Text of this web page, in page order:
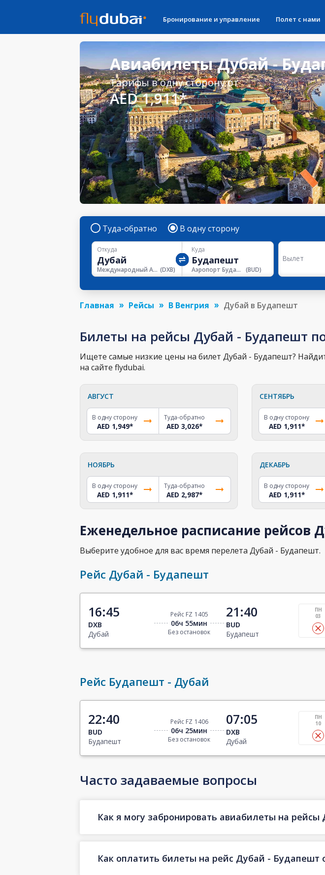
Бронирование и управление Полет с нами
Авиабилеты Дубай -
Тарифы в одну сторону от
AED 1,911*
Туда-обратно В одну сторону
Откуда
Международный Аэропорт Дубая (DXB)
Куда
Аэропорт Будапешта (BUD)
Вылет
Главная Рейсы В Венгрия Дубай в Будапешт
Билеты на рейсы Дубай - Будапешт
Ищете самые низкие цены на билет Дубай - Будапешт?
на сайте flydubai.
АВГУСТ
В одну сторону
AED 1,949*
Туда-обратно
AED 3,026*
СЕНТЯБРЬ
В одну сторону
AED 1,911*
НОЯБРЬ
В одну сторону
AED 1,911*
Туда-обратно
AED 2,987*
ДЕКАБРЬ
В одну сторону
AED 1,911*
Еженедельное расписание рейсов
Выберите удобное для вас время перелета Дубай - Будапешт.
Рейс Дубай - Будапешт
16:45
DXB
Дубай
Рейс FZ 1405
06ч 55мин
Без остановок
21:40
BUD
Будапешт
ПН
03
Рейс Будапешт - Дубай
22:40
BUD
Будапешт
Рейс FZ 1406
06ч 25мин
Без остановок
07:05
DXB
Дубай
ПН
10
Часто задаваемые вопросы
Как я могу забронировать авиабилеты на
Как оплатить билеты на рейс Дубай - Будапешт